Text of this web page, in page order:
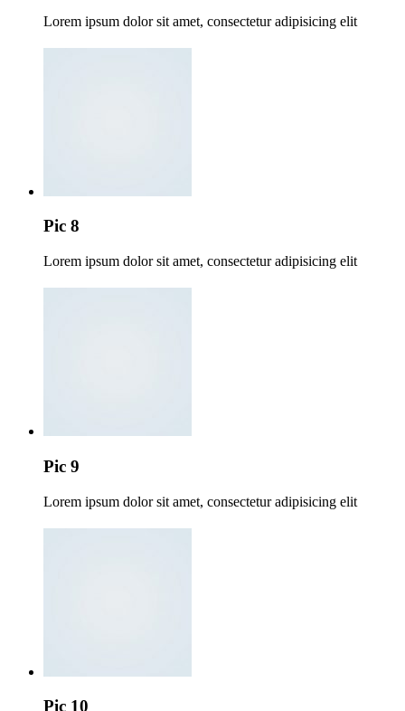
Lorem ipsum dolor sit amet, consectetur adipisicing elit
Pic 8
Lorem ipsum dolor sit amet, consectetur adipisicing elit
Pic 9
Lorem ipsum dolor sit amet, consectetur adipisicing elit
Pic 10